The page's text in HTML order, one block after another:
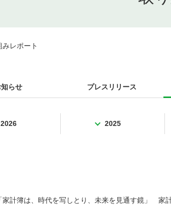
みレポート
知らせ プレスリリース
2026 2025
「家計簿は、時代を写しとり、未来を見通す鏡」 家